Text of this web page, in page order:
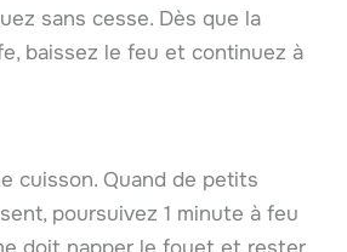
sans cesse. Dès que la
baissez le feu et continuez à
cuisson. Quand de petits
poursuivez 1 minute à feu